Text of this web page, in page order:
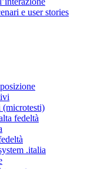
e user stories
(microtesti)
fedeltà
.italia